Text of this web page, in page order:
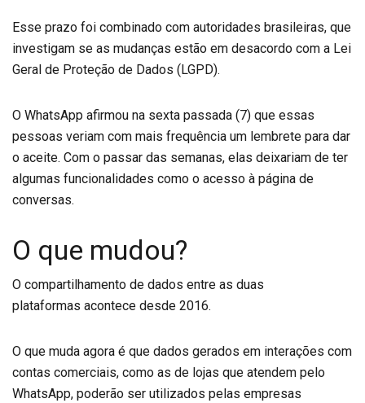
Esse prazo foi combinado com autoridades brasileiras, que
investigam se as mudanças estão em desacordo com a Lei
Geral de Proteção de Dados (LGPD).
O WhatsApp afirmou na sexta passada (7) que essas
pessoas veriam com mais frequência um lembrete para dar
o aceite. Com o passar das semanas, elas deixariam de ter
algumas funcionalidades como o acesso à página de
conversas.
O que mudou?
O compartilhamento de dados entre as duas
plataformas acontece desde 2016.
O que muda agora é que dados gerados em interações com
contas comerciais, como as de lojas que atendem pelo
WhatsApp, poderão ser utilizados pelas empresas